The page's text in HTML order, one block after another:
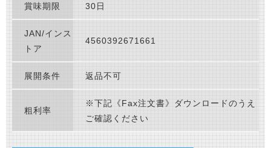
賞味期限 30日
JAN/インス
トア
4560392671661
展開条件 返品不可
粗利率
※下記《Fax注文書》ダウンロードのうえ
ご確認ください